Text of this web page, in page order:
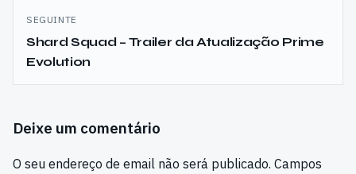
SEGUINTE
Shard Squad – Trailer da Atualização Prime
Evolution
Deixe um comentário
O seu endereço de email não será publicado. Campos